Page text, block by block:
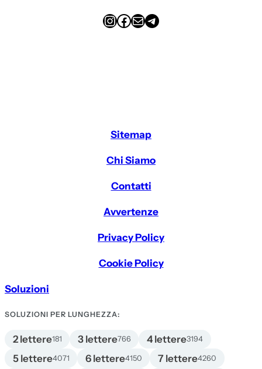
InstagramFacebook Email Telegram
Sitemap
Chi Siamo
Contatti
Avvertenze
Privacy Policy
Cookie Policy
Soluzioni
SOLUZIONI PER LUNGHEZZA:
2 lettere181 3 lettere766 4 lettere3194
5 lettere4071 6 lettere4150 7 lettere4260